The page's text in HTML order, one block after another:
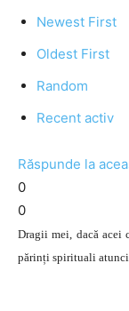
Newest First
Oldest First
Random
Recent activ
Răspunde la
0
0
Dragii mei, dacă acei
părinți spirituali atunci